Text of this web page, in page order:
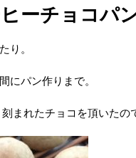
ーチョコパ
り。
にパン作りまで。
まれたチョコを頂いた